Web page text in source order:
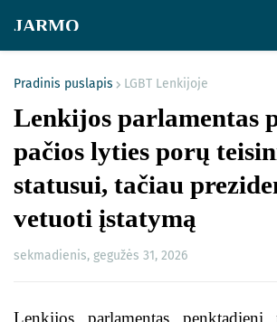
JARMO
Pradinis puslapis LGBT Lenkijoje
Lenkijos parlamentas
pačios lyties porų
statusui, tačiau
vetuoti įstatymą
sekmadienis, gegužės 31, 2026
Lenkijos parlamentas penktadienį